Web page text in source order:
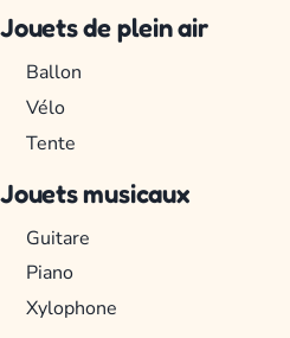
Jouets de plein air
Ballon
Vélo
Tente
Jouets musicaux
Guitare
Piano
Xylophone